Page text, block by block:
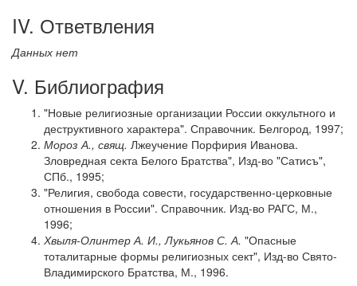
IV. Ответвления
Данных нет
V. Библиография
"Новые религиозные организации России оккультного и
деструктивного характера". Справочник. Белгород, 1997;
Мороз А., свящ. Лжеучение Порфирия Иванова.
Зловредная секта Белого Братства", Изд-во "Сатисъ",
СПб., 1995;
"Религия, свобода совести, государственно-церковные
отношения в России". Справочник. Изд-во РАГС, М.,
1996;
Хвыля-Олинтер А. И., Лукьянов С. А. "Опасные
тоталитарные формы религиозных сект", Изд-во Свято-
Владимирского Братства, М., 1996.